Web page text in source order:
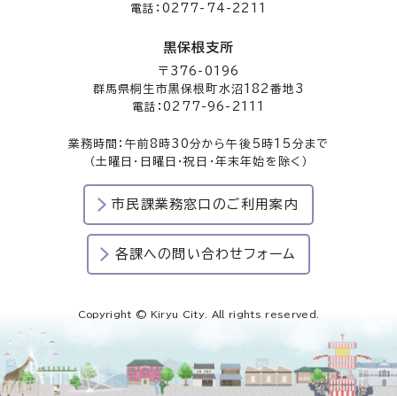
電話：0277-74-2211
黒保根支所
〒376-0196
群馬県桐生市黒保根町水沼182番地3
電話：0277-96-2111
業務時間：午前8時30分から午後5時15分まで
（土曜日・日曜日・祝日・年末年始を除く）
市民課業務窓口のご利用案内
各課への問い合わせフォーム
Copyright © Kiryu City. All rights reserved.